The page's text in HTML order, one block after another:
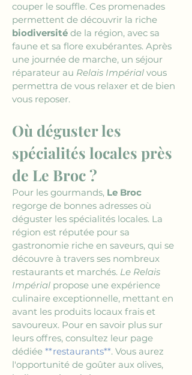
couper le souffle. Ces promenades
permettent de découvrir la riche
biodiversité de la région, avec sa
faune et sa flore exubérantes. Après
une journée de marche, un séjour
réparateur au Relais Impérial vous
permettra de vous relaxer et de bien
vous reposer.
Où déguster les
spécialités locales près
de Le Broc ?
Pour les gourmands, Le Broc
regorge de bonnes adresses où
déguster les spécialités locales. La
région est réputée pour sa
gastronomie riche en saveurs, qui se
découvre à travers ses nombreux
restaurants et marchés. Le Relais
Impérial propose une expérience
culinaire exceptionnelle, mettant en
avant les produits locaux frais et
savoureux. Pour en savoir plus sur
leurs offres, consultez leur page
dédiée **restaurants**. Vous aurez
l'opportunité de goûter aux olives,